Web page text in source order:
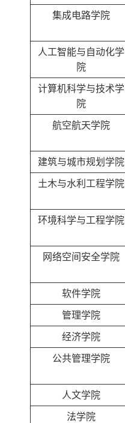
集成电路学院
人工智能与自动化学
院
计算机科学与技术学
院
航空航天学院
建筑与城市规划学院
土木与水利工程学院
环境科学与工程学院
网络空间安全学院
软件学院
管理学院
经济学院
公共管理学院
人文学院
法学院